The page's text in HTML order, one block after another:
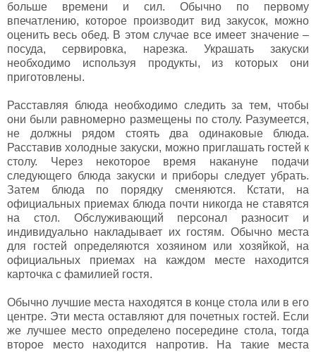
больше времени и сил. Обычно по первому
впечатлению, которое производит вид закусок, можно
оценить весь обед. В этом случае все имеет значение –
посуда, сервировка, нарезка. Украшать закуски
необходимо используя продукты, из которых они
приготовлены.
Расставляя блюда необходимо следить за тем, чтобы
они были равномерно размещены по столу. Разумеется,
не должны рядом стоять два одинаковые блюда.
Расставив холодные закуски, можно приглашать гостей к
столу. Через некоторое время накануне подачи
следующего блюда закуски и приборы следует убрать.
Затем блюда по порядку сменяются. Кстати, на
официальных приемах блюда почти никогда не ставятся
на стол. Обслуживающий персонал разносит и
индивидуально накладывает их гостям. Обычно места
для гостей определяются хозяином или хозяйкой, на
официальных приемах на каждом месте находится
карточка с фамилией гостя.
Обычно лучшие места находятся в конце стола или в его
центре. Эти места оставляют для почетных гостей. Если
же лучшее место определено посередине стола, тогда
второе место находится напротив. На такие места